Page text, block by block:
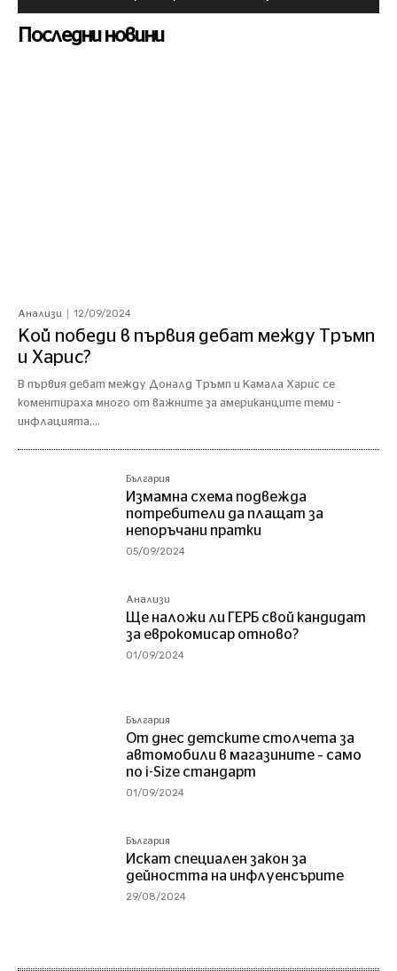
Последни новини
Анализи 12/09/2024
Кой победи в първия дебат между Тръмп
и Харис?
В първия дебат между Доналд Тръмп и Камала Харис се
коментираха много от важните за американците теми -
инфлацията,...
България
Измамна схема подвежда
потребители да плащат за
непоръчани пратки
05/09/2024
Анализи
Ще наложи ли ГЕРБ свой кандидат
за еврокомисар отново?
01/09/2024
България
От днес детските столчета за
автомобили в магазините – само
по i-Size стандарт
01/09/2024
България
Искат специален закон за
дейността на инфлуенсърите
29/08/2024